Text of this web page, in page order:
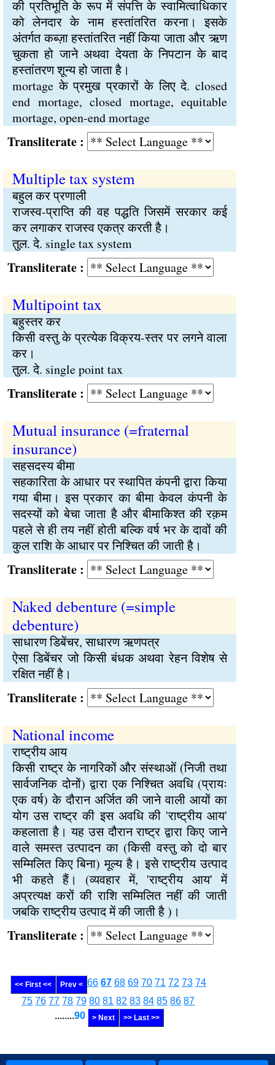
की प्रतिभूति के रूप में संपत्ति के स्वामित्वाधिकार
को लेनदार के नाम हस्तांतरित करना। इसके
अंतर्गत कब्ज़ा हस्तांतरित नहीं किया जाता और ऋण
चुकता हो जाने अथवा देयता के निपटान के बाद
हस्तांतरण शून्य हो जाता है।
mortage के प्रमुख प्रकारों के लिए दे. closed
end mortage, closed mortage, equitable
mortage, open-end mortage
:
Multiple tax system
बहुल कर प्रणाली
राजस्व-प्राप्ति की वह पद्धति जिसमें सरकार कई
कर लगाकर राजस्व एकत्र करती है।
तुल. दे. single tax system
:
Multipoint tax
बहुस्तर कर
किसी वस्तु के प्रत्येक विक्रय-स्तर पर लगने वाला
कर।
तुल. दे. single point tax
:
Mutual insurance (=fraternal
insurance)
सहसदस्य बीमा
सहकारिता के आधार पर स्थापित कंपनी द्वारा किया
गया बीमा। इस प्रकार का बीमा केवल कंपनी के
सदस्यों को बेचा जाता है और बीमाकिश्त की रक़म
पहले से ही तय नहीं होती बल्कि वर्ष भर के दावों की
कुल राशि के आधार पर निश्चित की जाती है।
:
Naked debenture (=simple
debenture)
साधारण डिबेंचर, साधारण ऋणपत्र
ऐसा डिबेंचर जो किसी बंधक अथवा रेहन विशेष से
रक्षित नहीं है।
:
National income
राष्ट्रीय आय
किसी राष्ट्र के नागरिकों और संस्थाओं (निजी तथा
सार्वजनिक दोनों) द्वारा एक निश्चित अवधि (प्रायः
एक वर्ष) के दौरान अर्जित की जाने वाली आयों का
योग उस राष्ट्र की इस अवधि की 'राष्ट्रीय आय'
कहलाता है। यह उस दौरान राष्ट्र द्वारा किए जाने
वाले समस्त उत्पादन का (किसी वस्तु को दो बार
सम्मिलित किए बिना) मूल्य है। इसे राष्ट्रीय उत्पाद
भी कहते हैं। (व्यवहार में, 'राष्ट्रीय आय' में
अप्रत्यक्ष करों की राशि सम्मिलित नहीं की जाती
जबकि राष्ट्रीय उत्पाद में की जाती है )।
:
<< First << Prev < 66 67 68 69 70 71 72 73 74
75 76 77 78 79 80 81 82 83 84 85 86 87
........90 > Next >> Last >>